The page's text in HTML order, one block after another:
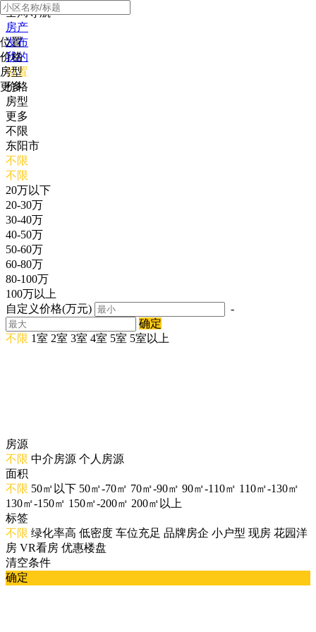
全局导航
房产
发布
我的
位置
价格
房型
更多
位置
价格
房型
更多
不限
东阳市
不限
不限
20万以下
20-30万
30-40万
40-50万
50-60万
60-80万
80-100万
100万以上
自定义价格(万元)
-
确定
不限 1室 2室 3室 4室 5室 5室以上
房源
不限 中介房源 个人房源
面积
不限 50㎡以下 50㎡-70㎡ 70㎡-90㎡ 90㎡-110㎡ 110㎡-130㎡
130㎡-150㎡ 150㎡-200㎡ 200㎡以上
标签
不限 绿化率高 低密度 车位充足 品牌房企 小户型 现房 花园洋
房 VR看房 优惠楼盘
清空条件
确定